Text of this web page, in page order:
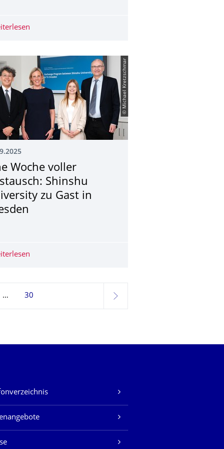
Daten organisieren, verstehen, wiederfinden, archivieren und
and opportunities
Carreras Leukämie-Stiftung
© Michael Kretzschmar
Woche voller
Shinshu
zu Gast in
30
weiter